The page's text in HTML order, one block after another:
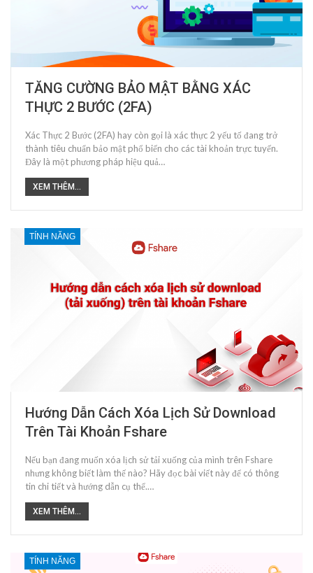
TĂNG CƯỜNG BẢO MẬT BẰNG XÁC
THỰC 2 BƯỚC (2FA)
Xác Thực 2 Bước (2FA) hay còn gọi là xác thực 2 yếu tố đang trở
thành tiêu chuẩn bảo mật phổ biến cho các tài khoản trực tuyến.
Đây là một phương pháp hiệu quả…
XEM THÊM...
TÍNH NĂNG
Hướng Dẫn Cách Xóa Lịch Sử Download
Trên Tài Khoản Fshare
Nếu bạn đang muốn xóa lịch sử tải xuống của mình trên Fshare
nhưng không biết làm thế nào? Hãy đọc bài viết này để có thông
tin chi tiết và hướng dẫn cụ thể.…
XEM THÊM...
TÍNH NĂNG